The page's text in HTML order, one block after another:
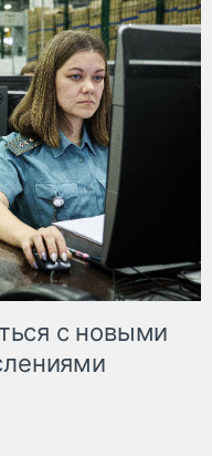
с новыми